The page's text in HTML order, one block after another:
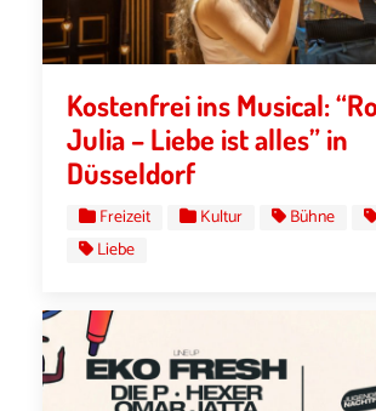
Kostenfrei ins Musical:
Julia – Liebe ist alles” in
Düsseldorf
Freizeit Kultur Bühne
Liebe